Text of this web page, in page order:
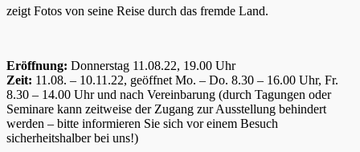
zeigt Fotos von seine Reise durch das fremde Land.
Eröffnung: Donnerstag 11.08.22, 19.00 Uhr
Zeit: 11.08. – 10.11.22, geöffnet Mo. – Do. 8.30 – 16.00 Uhr, Fr.
8.30 – 14.00 Uhr und nach Vereinbarung (durch Tagungen oder
Seminare kann zeitweise der Zugang zur Ausstellung behindert
werden – bitte informieren Sie sich vor einem Besuch
sicherheitshalber bei uns!)